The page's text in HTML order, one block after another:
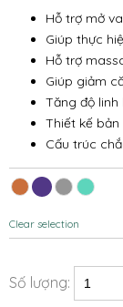
Hỗ trợ mở
Giúp thực
Hỗ trợ
Giúp giảm
Tăng độ
Thiết kế
Cấu trúc
Clear selection
Số lượng: